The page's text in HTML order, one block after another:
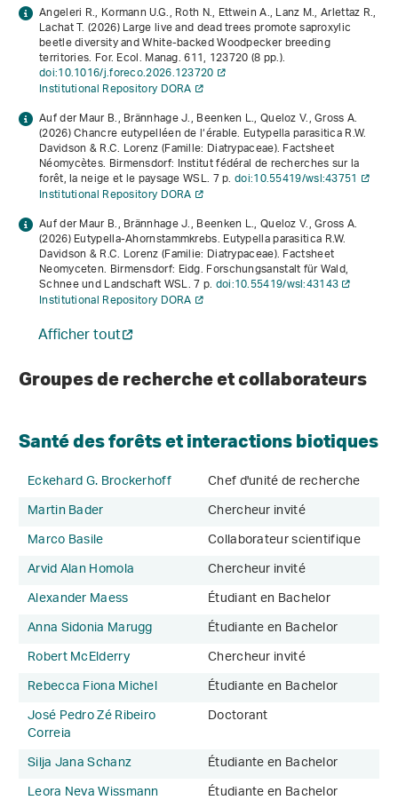
Angeleri R., Kormann U.G., Roth N., Ettwein A., Lanz M., Arlettaz R.,
Lachat T. (2026) Large live and dead trees promote saproxylic
beetle diversity and White‐backed Woodpecker breeding
territories. For. Ecol. Manag.611, 123720 (8 pp.).
doi:10.1016/j.foreco.2026.123720
Institutional Repository DORA
Auf der Maur B., Brännhage J., Beenken L., Queloz V., Gross A.
(2026)Chancre eutypelléen de l‘érable. Eutypella parasitica R.W.
Davidson & R.C. Lorenz (Famille: Diatrypaceae). Factsheet
Néomycètes. Birmensdorf: Institut fédéral de recherches sur la
forêt, la neige et le paysage WSL. 7 p.doi:10.55419/wsl:43751
Institutional Repository DORA
Auf der Maur B., Brännhage J., Beenken L., Queloz V., Gross A.
(2026)Eutypella-Ahornstammkrebs. Eutypella parasitica R.W.
Davidson & R.C. Lorenz (Familie: Diatrypaceae). Factsheet
Neomyceten. Birmensdorf: Eidg. Forschungsanstalt für Wald,
Schnee und Landschaft WSL. 7 p.doi:10.55419/wsl:43143
Institutional Repository DORA
Afficher tout
Groupes de recherche et collaborateurs
Santé des forêts et interactions biotiques
Eckehard G. Brockerhoff
Chef d'unité de recherche
Martin Bader
Chercheur invité
Marco Basile
Collaborateur scientifique
Arvid Alan Homola
Chercheur invité
Alexander Maess
Étudiant en Bachelor
Anna Sidonia Marugg
Étudiante en Bachelor
Robert McElderry
Chercheur invité
Rebecca Fiona Michel
Étudiante en Bachelor
José Pedro Zé Ribeiro
Correia
Doctorant
Silja Jana Schanz
Étudiante en Bachelor
Leora Neva Wissmann
Étudiante en Bachelor